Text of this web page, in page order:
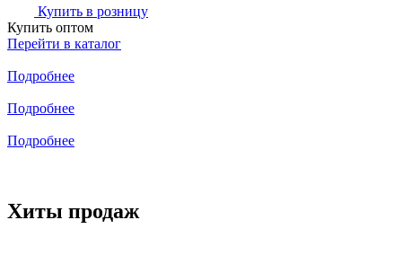
3
–
Купить в розницу
Купить оптом
Перейти в каталог
Подробнее
Подробнее
Подробнее
Хиты продаж